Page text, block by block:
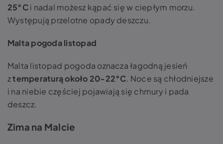
25°Ci nadal możesz kąpać się w ciepłym morzu.
Występują przelotne opady deszczu.
Malta pogoda listopad
Malta listopad pogoda oznacza łagodną jesień
ztemperaturą około 20-22°C. Noce są chłodniejsze
i na niebie częściej pojawiają się chmury i pada
deszcz.
Zima na Malcie